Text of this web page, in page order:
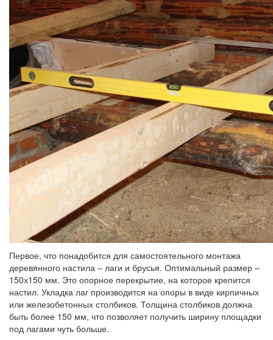
Первое, что понадобится для самостоятельного монтажа
деревянного настила – лаги и брусья. Оптимальный размер –
150х150 мм. Это опорное перекрытие, на которое крепится
настил. Укладка лаг производится на опоры в виде кирпичных
или железобетонных столбиков. Толщина столбиков должна
быть более 150 мм, что позволяет получить ширину площадки
под лагами чуть больше.